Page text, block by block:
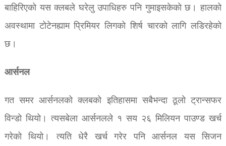
बाहिरिएको यस क्लबले घरेलु उपाधिहरु पनि गुमाइसकेको छ। हालको
अवस्थामा टोटेनह्याम प्रिमियर लिगको शिर्ष चारको लागि लडिरहेको
छ।
आर्सनल
गत समर आर्सनलको क्लबको इतिहासमा सबैभन्दा ठूलो ट्रान्सफर
विन्डो थियो। त्यसबेला आर्सनलले १ सय २६ मिलियन पाउण्ड खर्च
गरेको थियो। त्यति धेरै खर्च गरेर पनि आर्सनल यस सिजन